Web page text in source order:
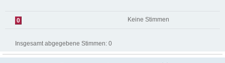
0 Keine Stimmen
Insgesamt abgegebene Stimmen: 0